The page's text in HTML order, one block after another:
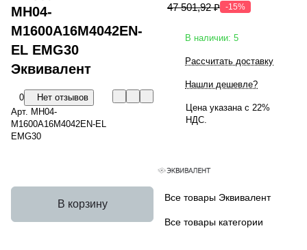
MH04-
M1600A16M4042EN-
EL EMG30
Эквивалент
0
Нет отзывов
Арт. MH04-
M1600A16M4042EN-EL
EMG30
В корзину
47 501,92 ₽ -15%
В наличии: 5
Рассчитать доставку
Нашли дешевле?
Цена указана с 22%
НДС.
Все товары Эквивалент
Все товары категории